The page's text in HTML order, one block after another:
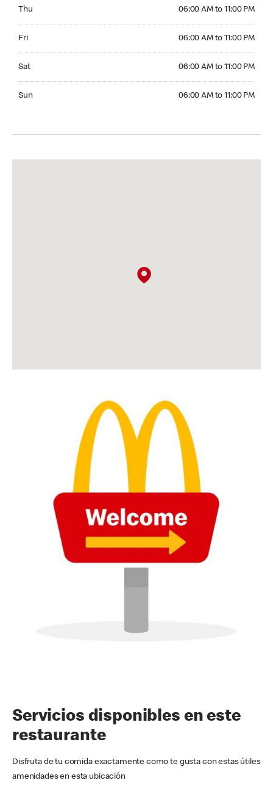
Thu 06:00 AM to 11:00 PM
Fri 06:00 AM to 11:00 PM
Sat 06:00 AM to 11:00 PM
Sun 06:00 AM to 11:00 PM
Servicios disponibles en este
restaurante
Disfruta de tu comida exactamente como te gusta con estas útiles
amenidades en esta ubicación